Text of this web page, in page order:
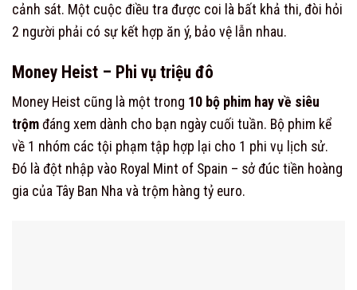
cảnh sát. Một cuộc điều tra được coi là bất khả thi, đòi hỏi
2 người phải có sự kết hợp ăn ý, bảo vệ lẫn nhau.
Money Heist – Phi vụ triệu đô
Money Heist cũng là một trong 10 bộ phim hay về siêu
trộm đáng xem dành cho bạn ngày cuối tuần. Bộ phim kể
về 1 nhóm các tội phạm tập hợp lại cho 1 phi vụ lịch sử.
Đó là đột nhập vào Royal Mint of Spain – sở đúc tiền hoàng
gia của Tây Ban Nha và trộm hàng tỷ euro.